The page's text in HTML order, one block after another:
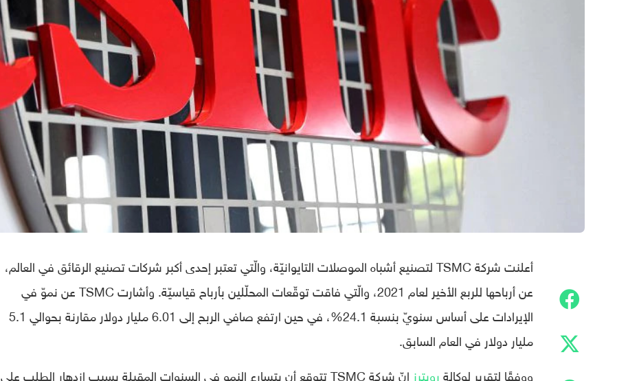
أعلنت شركة TSMC لتصنيع أشباه الموصلات التايوانيّة، والّتي تعتبر إحدى أكبر شركات تصنيع الرقائق في العالم،
عن أرباحها للربع الأخير لعام 2021، والّتي فاقت توقّعات المحلّلين بأرباح قياسيّة. وأشارت TSMC عن نموّ في
الإيرادات على أساس سنويّ بنسبة 24.1%، في حين ارتفع صافي الربح إلى 6.01 مليار دولار مقارنة بحوالي 5.1
مليار دولار في العام السابق.
ووفقًا لتقرير لوكالةرويترز
إنّ شركة TSMC تتوقع أن يتسارع النمو في السنوات المقبلة بسبب ازدهار الطلب على